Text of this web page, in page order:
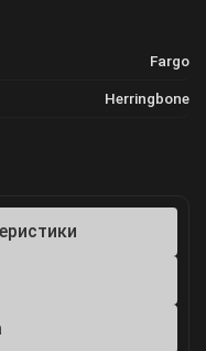
Fargo
Herringbone